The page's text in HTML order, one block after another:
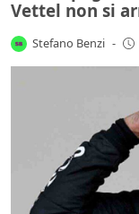
Vettel non si
Stefano Benzi -